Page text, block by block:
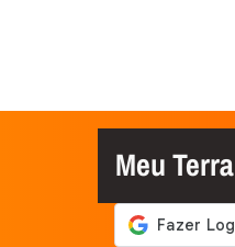
Meu Terra